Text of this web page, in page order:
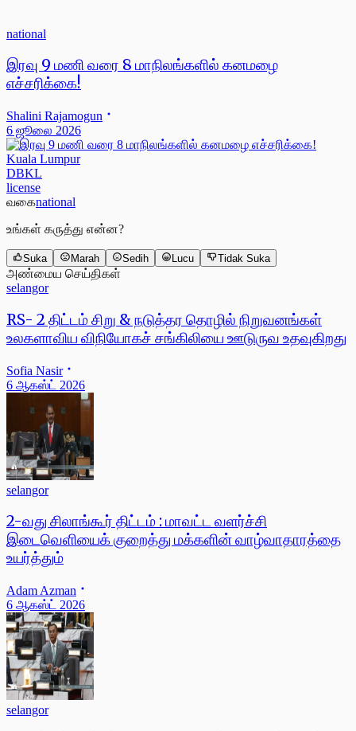
national
இரவு 9 மணி வரை 8 மாநிலங்களில் கனமழை
எச்சரிக்கை!
Shalini Rajamogun
6 ஜூலை 2026
Kuala Lumpur
DBKL
license
வகைnational
உங்கள் கருத்து என்ன?
Suka Marah Sedih Lucu Tidak Suka
அண்மைய செய்திகள்
selangor
RS- 2 திட்டம் சிறு & நடுத்தர தொழில் நிறுவனங்கள்
உலகளாவிய விநியோகச் சங்கிலியை ஊடுருவ உதவுகிறது
Sofia Nasir
6 ஆகஸ்ட் 2026
selangor
2-வது சிலாங்கூர் திட்டம் : மாவட்ட வளர்ச்சி
இடைவெளியைக் குறைத்து மக்களின் வாழ்வாதாரத்தை
உயர்த்தும்
Adam Azman
6 ஆகஸ்ட் 2026
selangor